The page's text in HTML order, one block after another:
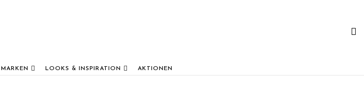
MARKEN LOOKS & INSPIRATION AKTIONEN